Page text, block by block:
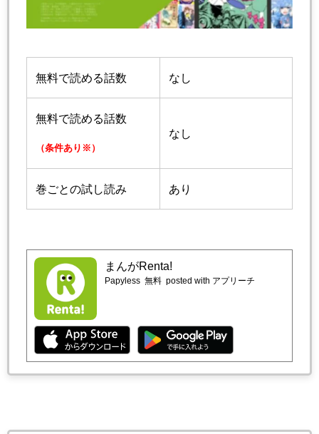
無料で読める話数 なし
無料で読める話数
（条件あり※）
なし
巻ごとの試し読み あり
まんがRenta!
Papyless 無料 posted with アプリーチ